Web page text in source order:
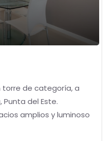
de categoría, a
Punta del Este.
amplios y luminoso